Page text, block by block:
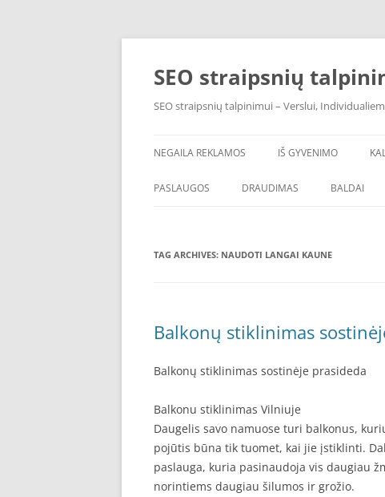
Skip
SEO straipsnių
SEO straipsnių talpinimui – Verslui,
NEGAILA REKLAMOS IŠ GYVENIMO
PASLAUGOS DRAUDIMAS BALDAI
TAG ARCHIVES: NAUDOTI LANGAI KAUNE
Balkonų stiklinimas
Balkonų stiklinimas sostinėje prasideda
Balkonu stiklinimas Vilniuje
Daugelis savo namuose turi balkonus,
pojūtis būna tik tuomet, kai jie įstiklinti.
paslauga, kuria pasinaudoja vis daugiau
norintiems daugiau šilumos ir grožio.